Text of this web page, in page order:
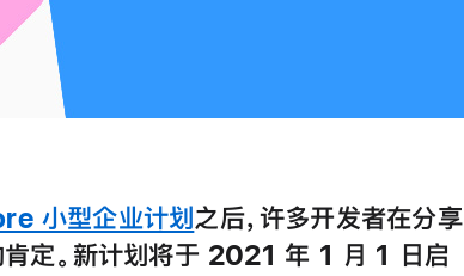
小型企业计划 之后，许多开发者在分享
定。新计划将于 2021 年 1 月 1 日启